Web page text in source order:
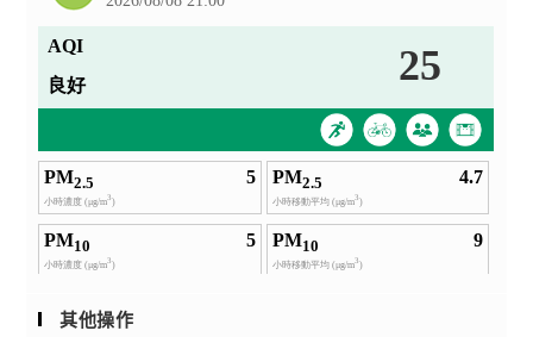
其他操作